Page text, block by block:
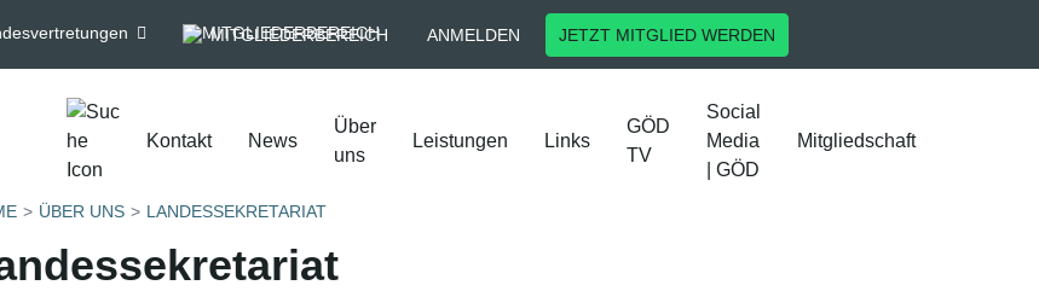
MITGLIEDERBEREICH ANMELDEN JETZT MITGLIED WERDEN
Kontakt News
Über
uns
Leistungen Links
GÖD
TV
Social
Media
| GÖD
Mitgliedschaft
ÜBER UNS LANDESSEKRETARIAT